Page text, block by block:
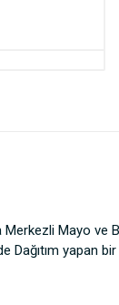
Merkezli Mayo ve
Dağıtım yapan bir